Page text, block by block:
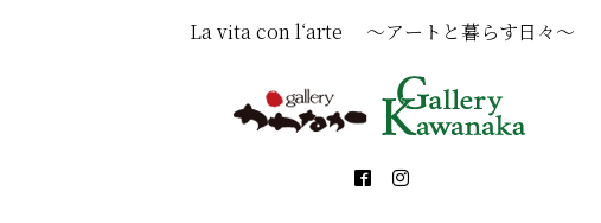
La vita con l‘arte ～アートと暮らす日々～